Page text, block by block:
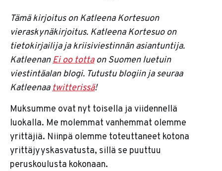
Tämä kirjoitus on Katleena Kortesuon
vieraskynäkirjoitus. Katleena Kortesuo on
tietokirjailija ja kriisiviestinnän asiantuntija.
KatleenanEi oo tottaon Suomen luetuin
viestintäalan blogi. Tutustu blogiin ja seuraa
Katleenaatwitterissä!
Muksumme ovat nyt toisella ja viidennellä
luokalla. Me molemmat vanhemmat olemme
yrittäjiä. Niinpä olemme toteuttaneet kotona
yrittäjyyskasvatusta, sillä se puuttuu
peruskoulusta kokonaan.